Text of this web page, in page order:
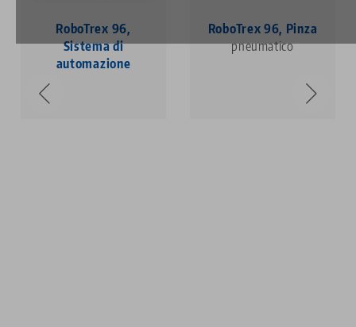
RoboTrex 96,
Sistema di
automazione
RoboTrex 96, Pinza
pneumatico